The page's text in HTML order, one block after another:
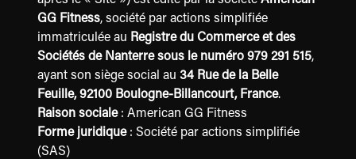
GG Fitness, société par actions simplifiée
immatriculée au Registre du Commerce et des
Sociétés de Nanterre sous le numéro 979 291 515,
ayant son siège social au34 Rue de la Belle
Feuille, 92100 Boulogne-Billancourt, France.
Raison sociale: American GG Fitness
Forme juridique: Société par actions simplifiée
(SAS)